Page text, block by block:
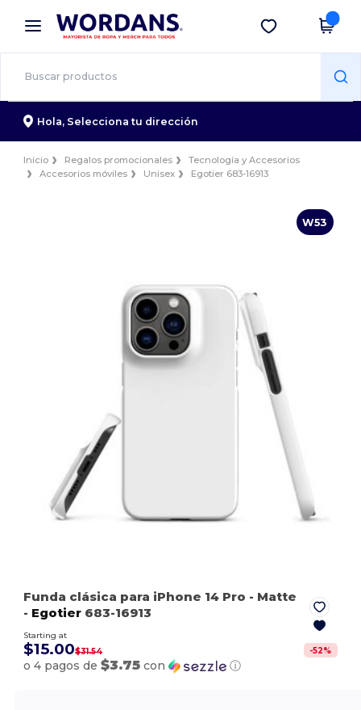
× App de Wordans
¡Mejores precios en app!
Descargar app
Hola, Selecciona tu dirección
Inicio Regalos promocionales
Tecnología y Accesorios
Accesorios móviles
Unisex Egotier 683-16913
W53
Funda clásica para iPhone 14 Pro - Matte
- Egotier 683-16913
Starting at
$15.00$31.54 -52%
o 4 pagos de$3.75 con ⓘ